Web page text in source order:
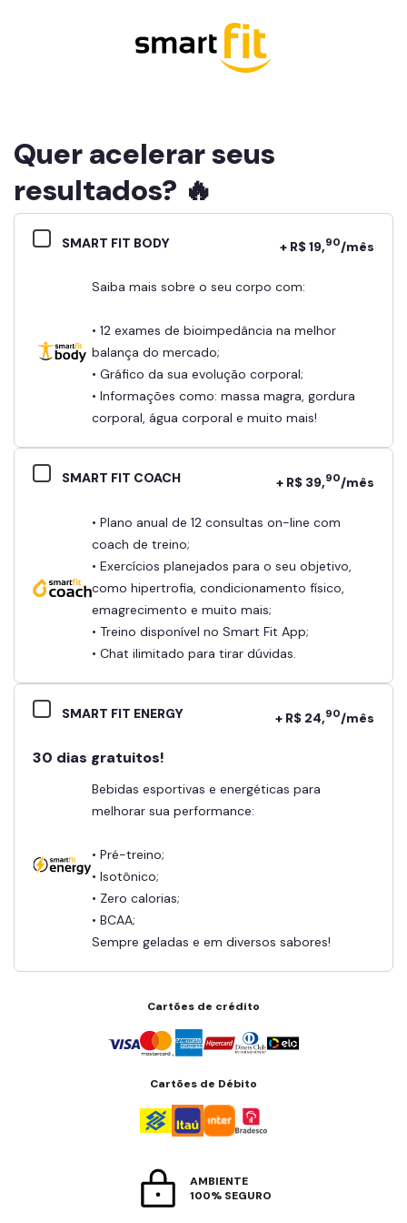
Quer acelerar seus
resultados? 🔥
SMART FIT BODY + R$ 19,90/mês
Saiba mais sobre o seu corpo com:
• 12 exames de bioimpedância na melhor
balança do mercado;
• Gráfico da sua evolução corporal;
• Informações como: massa magra, gordura
corporal, água corporal e muito mais!
SMART FIT COACH + R$ 39,90/mês
• Plano anual de 12 consultas on-line com
coach de treino;
• Exercícios planejados para o seu objetivo,
como hipertrofia, condicionamento físico,
emagrecimento e muito mais;
• Treino disponível no Smart Fit App;
• Chat ilimitado para tirar dúvidas.
SMART FIT ENERGY + R$ 24,90/mês
30 dias gratuitos!
Bebidas esportivas e energéticas para
melhorar sua performance:
• Pré-treino;
• Isotônico;
• Zero calorias;
• BCAA;
Sempre geladas e em diversos sabores!
Cartões de crédito
Cartões de Débito
AMBIENTE
100% SEGURO